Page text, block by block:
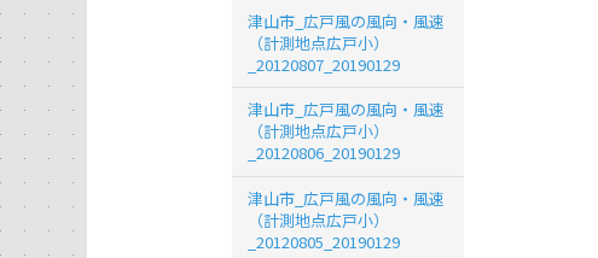
津山市_広戸風の風向・風速
（計測地点広戸小）
_20120807_20190129
津山市_広戸風の風向・風速
（計測地点広戸小）
_20120806_20190129
津山市_広戸風の風向・風速
（計測地点広戸小）
_20120805_20190129